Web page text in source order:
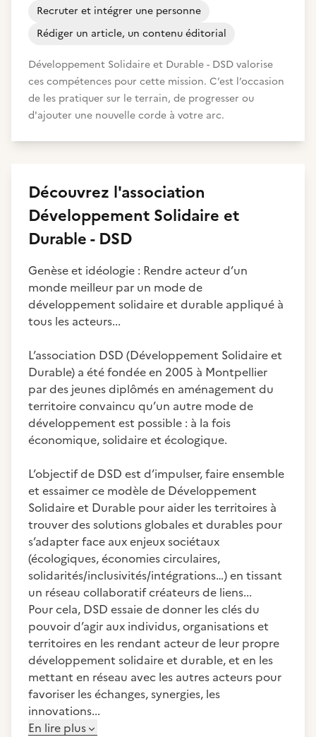
Recruter et intégrer une personne
Rédiger un article, un contenu éditorial
Développement Solidaire et Durable - DSD valorise
ces compétences pour cette mission. C’est l’occasion
de les pratiquer sur le terrain, de progresser ou
d'ajouter une nouvelle corde à votre arc.
Découvrez l'association
Développement Solidaire et
Durable - DSD
Genèse et idéologie : Rendre acteur d’un
monde meilleur par un mode de
développement solidaire et durable appliqué à
tous les acteurs...
L’association DSD (Développement Solidaire et
Durable) a été fondée en 2005 à Montpellier
par des jeunes diplômés en aménagement du
territoire convaincu qu’un autre mode de
développement est possible : à la fois
économique, solidaire et écologique.
L’objectif de DSD est d’impulser, faire ensemble
et essaimer ce modèle de Développement
Solidaire et Durable pour aider les territoires à
trouver des solutions globales et durables pour
s’adapter face aux enjeux sociétaux
(écologiques, économies circulaires,
solidarités/inclusivités/intégrations…) en tissant
un réseau collaboratif créateurs de liens...
Pour cela, DSD essaie de donner les clés du
pouvoir d’agir aux individus, organisations et
territoires en les rendant acteur de leur propre
développement solidaire et durable, et en les
mettant en réseau avec les autres acteurs pour
favoriser les échanges, synergies, les
innovations...
En lire plus